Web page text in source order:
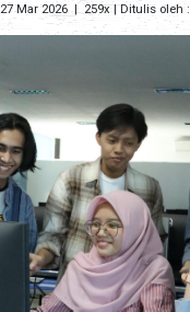
27 Mar 2026| 259x | Ditulis oleh :